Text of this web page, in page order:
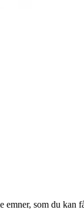
emner, som du